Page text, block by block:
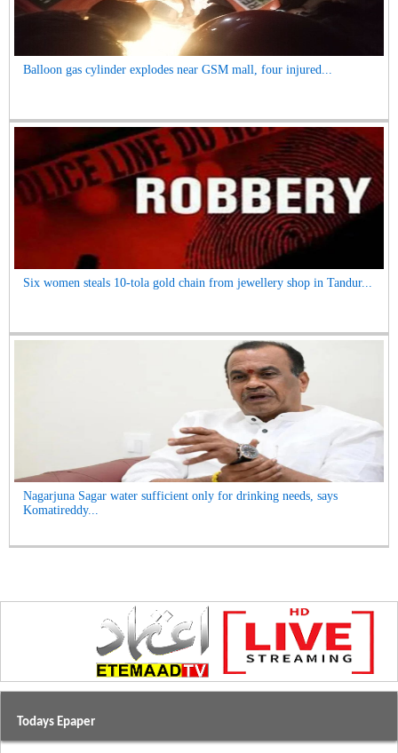
Balloon gas cylinder explodes near GSM mall, four injured...
Six women steals 10-tola gold chain from jewellery shop in Tandur...
Nagarjuna Sagar water sufficient only for drinking needs, says
Komatireddy...
Todays Epaper